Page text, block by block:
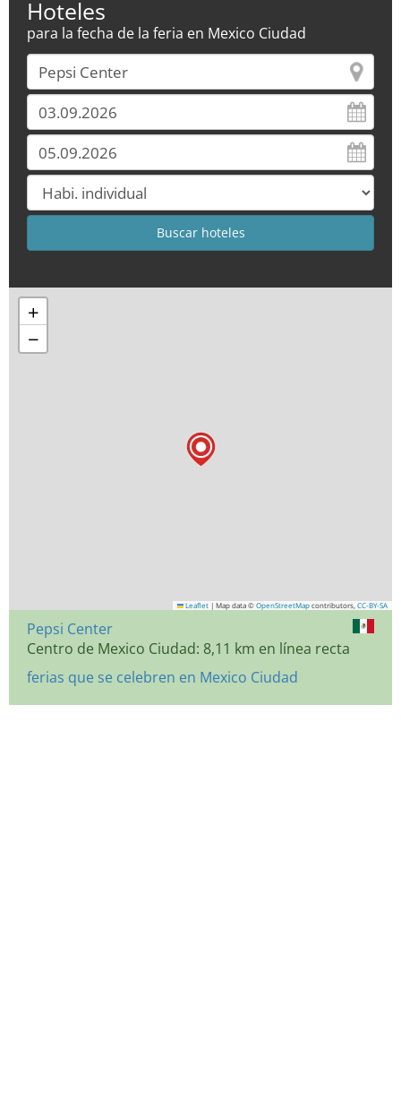
Hoteles
para la fecha de la feria en Mexico Ciudad
+
−
Leaflet | Map data © OpenStreetMap contributors, CC-BY-SA
Pepsi Center
Centro de Mexico Ciudad: 8,11 km en línea recta
ferias que se celebren en Mexico Ciudad